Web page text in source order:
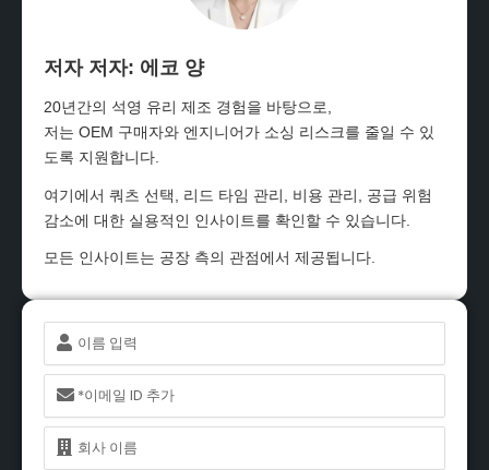
저자 저자: 에코 양
20년간의 석영 유리 제조 경험을 바탕으로,
저는 OEM 구매자와 엔지니어가 소싱 리스크를 줄일 수 있
도록 지원합니다.
여기에서 쿼츠 선택, 리드 타임 관리, 비용 관리, 공급 위험
감소에 대한 실용적인 인사이트를 확인할 수 있습니다.
모든 인사이트는 공장 측의 관점에서 제공됩니다.
름
이
메
일
름